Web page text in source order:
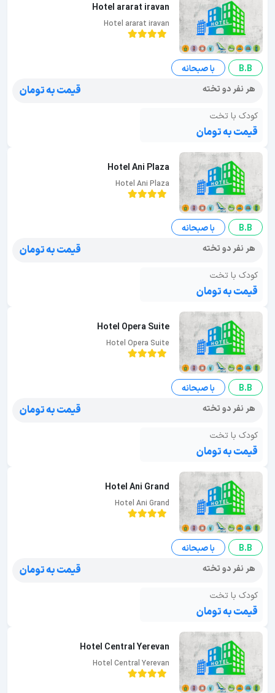
Hotel ararat iravan
Hotel ararat iravan
B.B
با صبحانه
هر نفر دو تخته
قیمت به تومان
کودک با تخت
قیمت به تومان
Hotel Ani Plaza
Hotel Ani Plaza
B.B
با صبحانه
هر نفر دو تخته
قیمت به تومان
کودک با تخت
قیمت به تومان
Hotel Opera Suite
Hotel Opera Suite
B.B
با صبحانه
هر نفر دو تخته
قیمت به تومان
کودک با تخت
قیمت به تومان
Hotel Ani Grand
Hotel Ani Grand
B.B
با صبحانه
هر نفر دو تخته
قیمت به تومان
کودک با تخت
قیمت به تومان
Hotel Central Yerevan
Hotel Central Yerevan